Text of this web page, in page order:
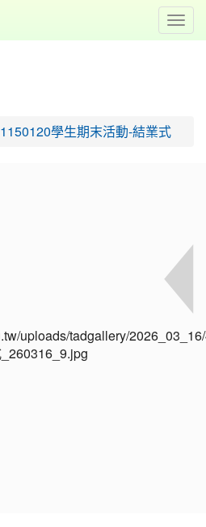
1150120學生期末活動-結業式